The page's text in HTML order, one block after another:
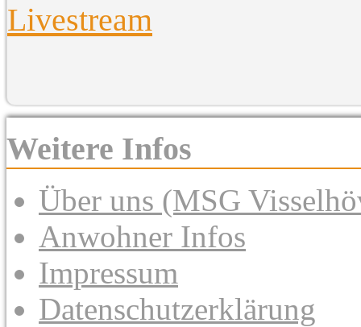
Livestream
Weitere Infos
Über uns (MSG
Anwohner Infos
Impressum
Datenschutzerklärung